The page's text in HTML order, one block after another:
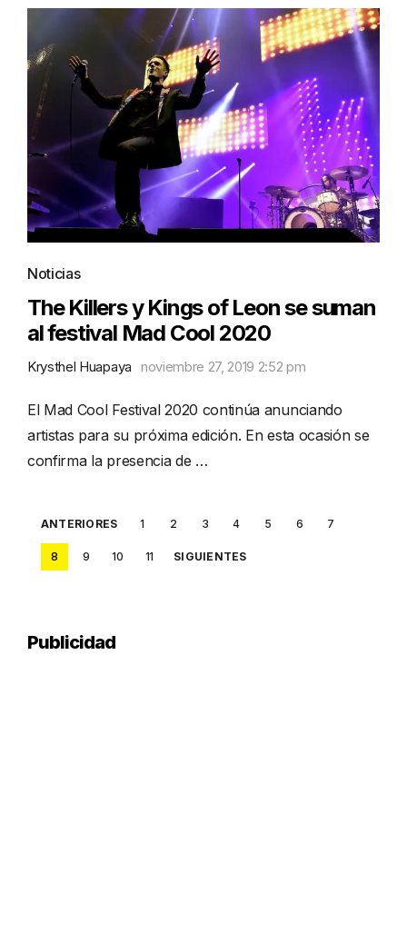
Noticias
The Killers y Kings of Leon se suman
al festival Mad Cool 2020
Krysthel Huapaya noviembre 27, 2019 2:52 pm
El Mad Cool Festival 2020 continúa anunciando
artistas para su próxima edición. En esta ocasión se
confirma la presencia de …
Posts
pagination
ANTERIORES 1 2 3 4 5 6 7
8 9 10 11 SIGUIENTES
Publicidad